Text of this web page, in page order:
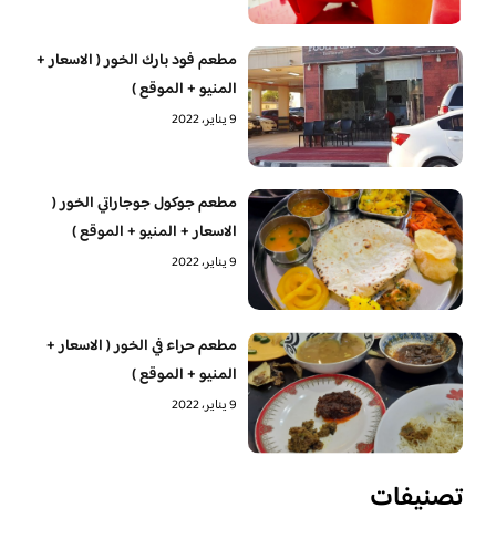
مطعم فود بارك الخور ( الاسعار +
المنيو + الموقع )
9 يناير، 2022
مطعم جوكول جوجاراتي الخور (
الاسعار + المنيو + الموقع )
9 يناير، 2022
مطعم حراء في الخور ( الاسعار +
المنيو + الموقع )
9 يناير، 2022
تصنيفات